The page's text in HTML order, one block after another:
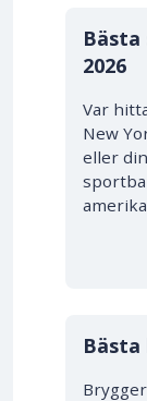
2026
Var
New
eller